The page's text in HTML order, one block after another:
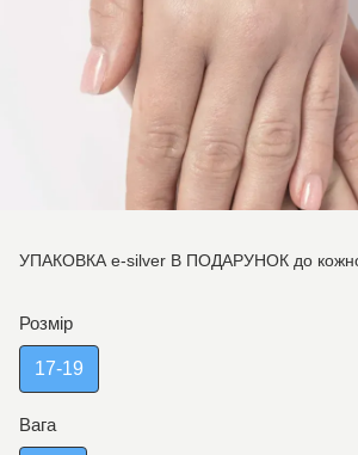
УПАКОВКА e-silver В ПОДАРУНОК до
Розмір
17-19
Вага